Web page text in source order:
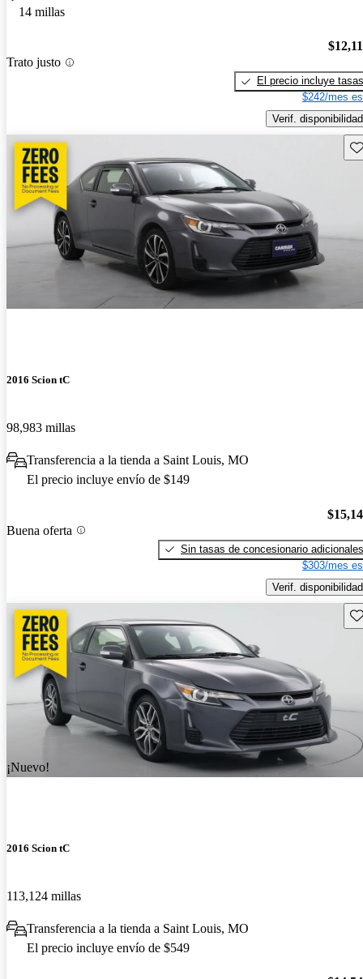
14 millas
Trato justo
El precio incluye tasas
$242/mes
Verif. disponibilidad
2016 Scion tC
98,983 millas
Transferencia a la tienda a Saint Louis, MO
El precio incluye envío de $149
Buena oferta
Sin tasas de concesionario adicionales
$303/mes
Verif. disponibilidad
¡Nuevo!
2016 Scion tC
113,124 millas
Transferencia a la tienda a Saint Louis, MO
El precio incluye envío de $549